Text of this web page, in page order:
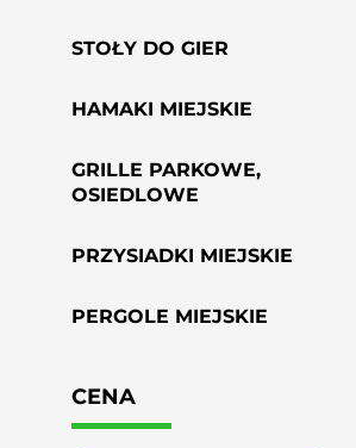
STOŁY DO GIER
HAMAKI MIEJSKIE
GRILLE PARKOWE,
OSIEDLOWE
PRZYSIADKI MIEJSKIE
PERGOLE MIEJSKIE
CENA